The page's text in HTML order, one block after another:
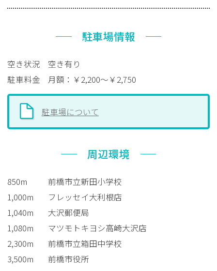
駐車場情報
空き状況
空き有り
駐車料金
月額：￥2,200～￥2,750
駐車場について
周辺環境
850m
前橋市立新田小学校
1,000m
フレッセイ大利根店
1,040m
大沢郵便局
1,080m
マツモトキヨシ高崎大沢店
2,300m
前橋市立箱田中学校
3,500m
前橋市役所